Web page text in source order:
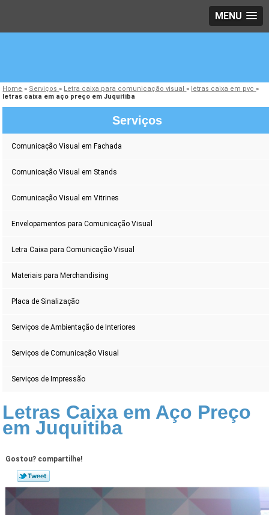
MENU
Home » Serviços» Letra caixa para comunicação visual» letras caixa em pvc»
letras caixa em aço preço em Juquitiba
Serviços
Comunicação Visual em Fachada
Comunicação Visual em Stands
Comunicação Visual em Vitrines
Envelopamentos para Comunicação Visual
Letra Caixa para Comunicação Visual
Materiais para Merchandising
Placa de Sinalização
Serviços de Ambientação de Interiores
Serviços de Comunicação Visual
Serviços de Impressão
Letras Caixa em Aço Preço
em Juquitiba
Gostou? compartilhe!